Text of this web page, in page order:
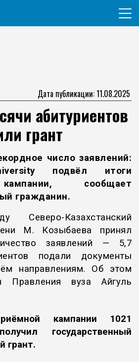
гражданин
Дата публикации: 11.08.2025
абитуриентов
грант
число заявлений:
подвёл итоги
сообщает
гражданин.
Казахстанский
М. Козыбаева принял
заявлений — 5,7
подали документы
направлениям. Об этом
Правления вуза Айгуль
кампании 1021
государственный
грант.